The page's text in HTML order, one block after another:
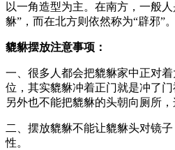
以一角造型为主。在南方，一般
貅”，而在北方则依然称为“辟邪”。
貔貅摆放注意事项：
一、很多人都会把貔貅家中正对
位，其实貔貅冲着正门就是冲了门
另外也不能把貔貅的头朝向厕所，
二、摆放貔貅不能让貔貅头对镜
性。